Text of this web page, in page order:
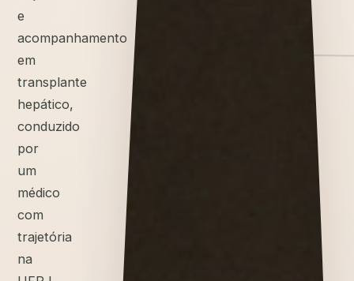
e
acompanhamento
em
transplante
hepático,
conduzido
por
um
médico
com
trajetória
na